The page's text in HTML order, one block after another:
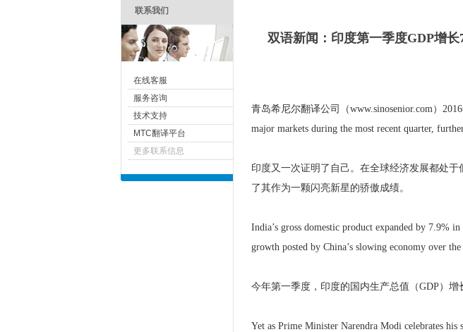
联系我们
在线客服
服务咨询
技术支持
MTC翻译平台
更多联系信息
双语新闻：印度第一季度GDP增
青岛希尼尔翻译公司（www.sinosenior.com）
major markets during the most recent quarter,
印度又一次证明了自己。在全球经济发展都处
了其作为一颗闪亮新星的骄傲成绩。
India’s gross domestic product expanded by 7.9%
growth posted by China’s slowing economy over the
今年第一季度，印度的国内生产总值（GDP）增
Yet as Prime Minister Narendra Modi celebrates his